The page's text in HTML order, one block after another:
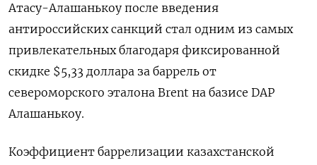
Атасу-Алашанькоу после введения
антироссийских санкций стал одним из самых
привлекательных благодаря фиксированной
скидке $5,33 доллара за баррель от
североморского эталона Brent на базисе DAP
Алашанькоу.
Коэффициент баррелизации казахстанской